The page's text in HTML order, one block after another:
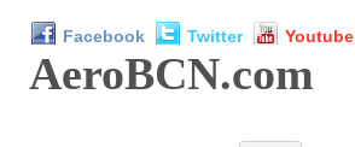
Facebook Twitter Youtube
AeroBCN.com